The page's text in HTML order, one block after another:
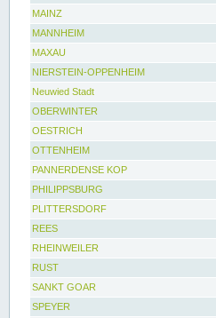
MAINZ
MANNHEIM
MAXAU
NIERSTEIN-OPPENHEIM
Neuwied Stadt
OBERWINTER
OESTRICH
OTTENHEIM
PANNERDENSE KOP
PHILIPPSBURG
PLITTERSDORF
REES
RHEINWEILER
RUST
SANKT GOAR
SPEYER